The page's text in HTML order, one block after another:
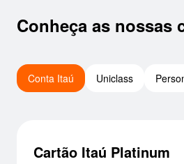
Conheça as nossas
Conta Itaú Uniclass
Cartão Itaú Platinum